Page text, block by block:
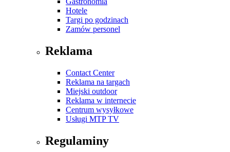
Hotele
Targi po godzinach
Zamów personel
Reklama
Contact Center
Reklama na targach
Miejski outdoor
Reklama w internecie
Centrum wysyłkowe
Usługi MTP TV
Regulaminy